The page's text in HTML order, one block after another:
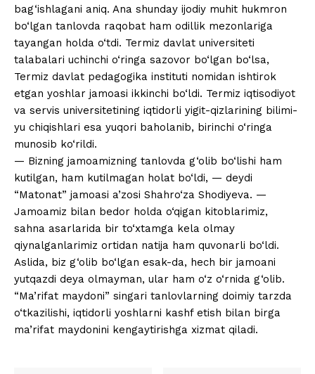
bag‘ishlagani aniq. Ana shunday ijodiy muhit hukmron
bo‘lgan tanlovda raqobat ham odillik mezonlariga
tayangan holda o‘tdi. Termiz davlat universiteti
talabalari uchinchi o‘ringa sazovor bo‘lgan bo‘lsa,
Termiz davlat pedagogika instituti nomidan ishtirok
etgan yoshlar jamoasi ikkinchi bo‘ldi. Termiz iqtisodiyot
va servis universitetining iqtidorli yigit-qizlarining bilimi-
yu chiqishlari esa yuqori baholanib, birinchi o‘ringa
munosib ko‘rildi.
— Bizning jamoamizning tanlovda g‘olib bo‘lishi ham
kutilgan, ham kutilmagan holat bo‘ldi, — deydi
“Matonat” jamoasi a’zosi Shahro‘za Shodiyeva. —
Jamoamiz bilan bedor holda o‘qigan kitoblarimiz,
sahna asarlarida bir to‘xtamga kela olmay
qiynalganlarimiz ortidan natija ham quvonarli bo‘ldi.
Aslida, biz g‘olib bo‘lgan esak-da, hech bir jamoani
yutqazdi deya olmayman, ular ham o‘z o‘rnida g‘olib.
“Ma’rifat maydoni” singari tanlovlarning doimiy tarzda
o‘tkazilishi, iqtidorli yoshlarni kashf etish bilan birga
ma’rifat maydonini kengaytirishga xizmat qiladi.